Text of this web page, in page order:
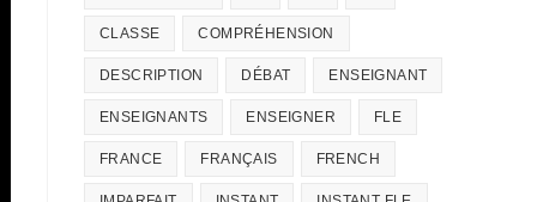
CLASSE COMPRÉHENSION
DESCRIPTION DÉBAT ENSEIGNANT
ENSEIGNANTS ENSEIGNER FLE
FRANCE FRANÇAIS FRENCH